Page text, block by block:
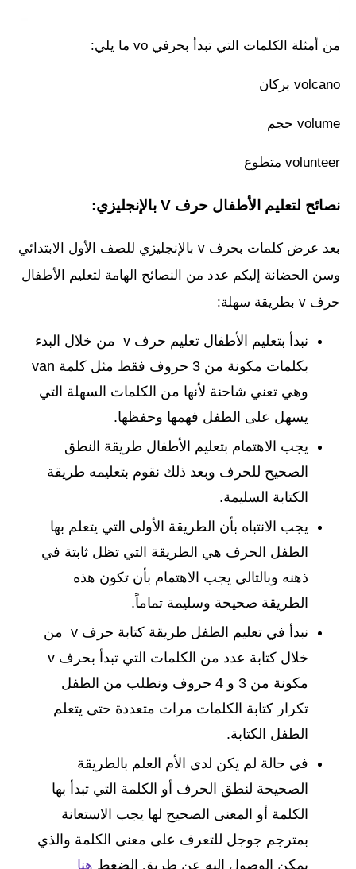
من أمثلة الكلمات التي تبدأ بحرفي vo ما يلي:
volcano بركان
volume حجم
volunteer متطوع
نصائح لتعليم الأطفال حرف V بالإنجليزي:
بعد عرض كلمات بحرف v بالإنجليزي للصف الأول الابتدائي
وسن الحضانة إليكم عدد من النصائح الهامة لتعليم الأطفال
حرف v بطريقة سهلة:
نبدأ بتعليم الأطفال تعليم حرف v من خلال البدء
بكلمات مكونة من 3 حروف فقط مثل كلمة van
وهي تعني شاحنة لأنها من الكلمات السهلة التي
يسهل على الطفل فهمها وحفظها.
يجب الاهتمام بتعليم الأطفال طريقة النطق
الصحيح للحرف وبعد ذلك نقوم بتعليمه طريقة
الكتابة السليمة.
يجب الانتباه بأن الطريقة الأولى التي يتعلم بها
الطفل الحرف هي الطريقة التي تظل ثابتة في
ذهنه وبالتالي يجب الاهتمام بأن تكون هذه
الطريقة صحيحة وسليمة تماماً.
نبدأ في تعليم الطفل طريقة كتابة حرف v من
خلال كتابة عدد من الكلمات التي تبدأ بحرف v
مكونة من 3 و 4 حروف ونطلب من الطفل
تكرار كتابة الكلمات مرات متعددة حتى يتعلم
الطفل الكتابة.
في حالة لم يكن لدى الأم العلم بالطريقة
الصحيحة لنطق الحرف أو الكلمة التي تبدأ بها
الكلمة أو المعنى الصحيح لها يجب الاستعانة
بمترجم جوجل للتعرف على معنى الكلمة والذي
يمكن الوصول إليه عن طريق الضغط هنا